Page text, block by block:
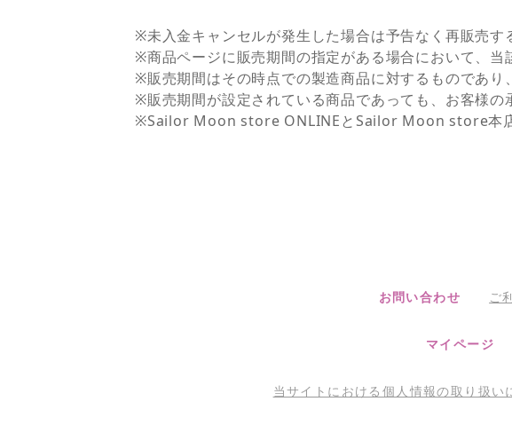
※未入金キャンセルが発生した場合は予告なく再販売す
※商品ページに販売期間の指定がある場合において、当
※販売期間はその時点での製造商品に対するものであり
※販売期間が設定されている商品であっても、お客様の
※Sailor Moon store ONLINEとSailor Moon store本店
お問い合わせ ご
マイページ
当サイトにおける個人情報の取り扱い